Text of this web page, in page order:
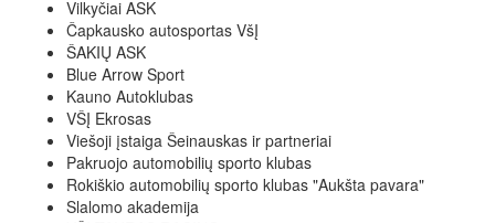
Vilkyčiai ASK
Čapkausko autosportas VšĮ
ŠAKIŲ ASK
Blue Arrow Sport
Kauno Autoklubas
VŠĮ Ekrosas
Viešoji įstaiga Šeinauskas ir partneriai
Pakruojo automobilių sporto klubas
Rokiškio automobilių sporto klubas "Aukšta pavara"
Slalomo akademija